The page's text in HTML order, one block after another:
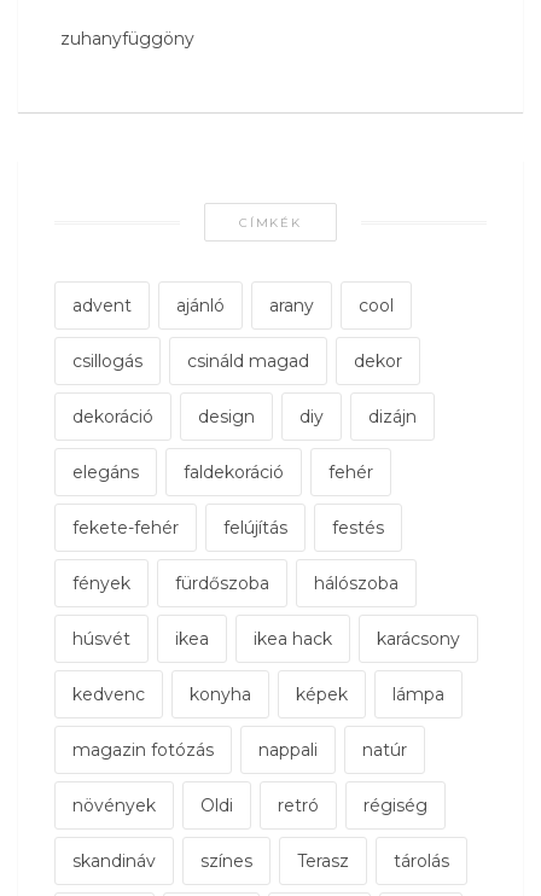
zuhanyfüggöny
CÍMKÉK
advent ajánló arany cool
csillogás csináld magad dekor
dekoráció design diy dizájn
elegáns faldekoráció fehér
fekete-fehér felújítás festés
fények fürdőszoba hálószoba
húsvét ikea ikea hack karácsony
kedvenc konyha képek lámpa
magazin fotózás nappali natúr
növények Oldi retró régiség
skandináv színes Terasz tárolás